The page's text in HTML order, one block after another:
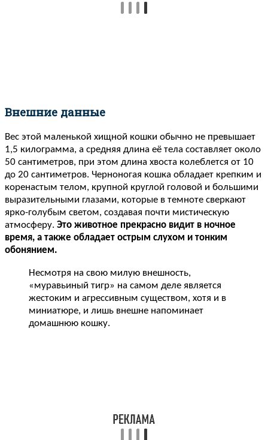
Внешние данные
Вес этой маленькой хищной кошки обычно не превышает
1,5 килограмма, а средняя длина её тела составляет около
50 сантиметров, при этом длина хвоста колеблется от 10
до 20 сантиметров. Черноногая кошка обладает крепким и
коренастым телом, крупной круглой головой и большими
выразительными глазами, которые в темноте сверкают
ярко-голубым светом, создавая почти мистическую
атмосферу. Это животное прекрасно видит в ночное
время, а также обладает острым слухом и тонким
обонянием.
Несмотря на свою милую внешность,
«муравьиный тигр» на самом деле является
жестоким и агрессивным существом, хотя и в
миниатюре, и лишь внешне напоминает
домашнюю кошку.